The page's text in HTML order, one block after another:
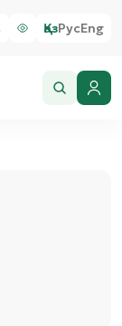
ҚазРусEng